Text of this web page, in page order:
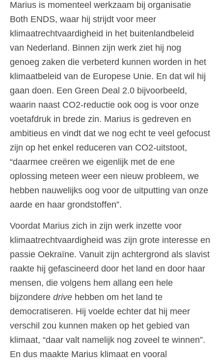
Marius is momenteel werkzaam bij organisatie
Both ENDS, waar hij strijdt voor meer
klimaatrechtvaardigheid in het buitenlandbeleid
van Nederland. Binnen zijn werk ziet hij nog
genoeg zaken die verbeterd kunnen worden in het
klimaatbeleid van de Europese Unie. En dat wil hij
gaan doen. Een Green Deal 2.0 bijvoorbeeld,
waarin naast CO2-reductie ook oog is voor onze
voetafdruk in brede zin. Marius is gedreven en
ambitieus en vindt dat we nog echt te veel gefocust
zijn op het enkel reduceren van CO2-uitstoot,
“daarmee creëren we eigenlijk met de ene
oplossing meteen weer een nieuw probleem, we
hebben nauwelijks oog voor de uitputting van onze
aarde en haar grondstoffen”.
Voordat Marius zich in zijn werk inzette voor
klimaatrechtvaardigheid was zijn grote interesse en
passie Oekraïne. Vanuit zijn achtergrond als slavist
raakte hij gefascineerd door het land en door haar
mensen, die volgens hem allang een hele
bijzondere drive hebben om het land te
democratiseren. Hij voelde echter dat hij meer
verschil zou kunnen maken op het gebied van
klimaat, “daar valt namelijk nog zoveel te winnen”.
En dus maakte Marius klimaat en vooral